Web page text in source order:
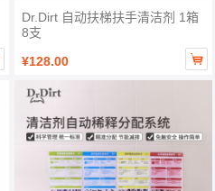
Dr.Dirt 自动扶梯扶手清洁剂 1箱
8支
¥128.00
